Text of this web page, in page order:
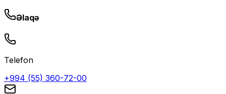
Əlaqə
Telefon
+994 (55) 360-72-00